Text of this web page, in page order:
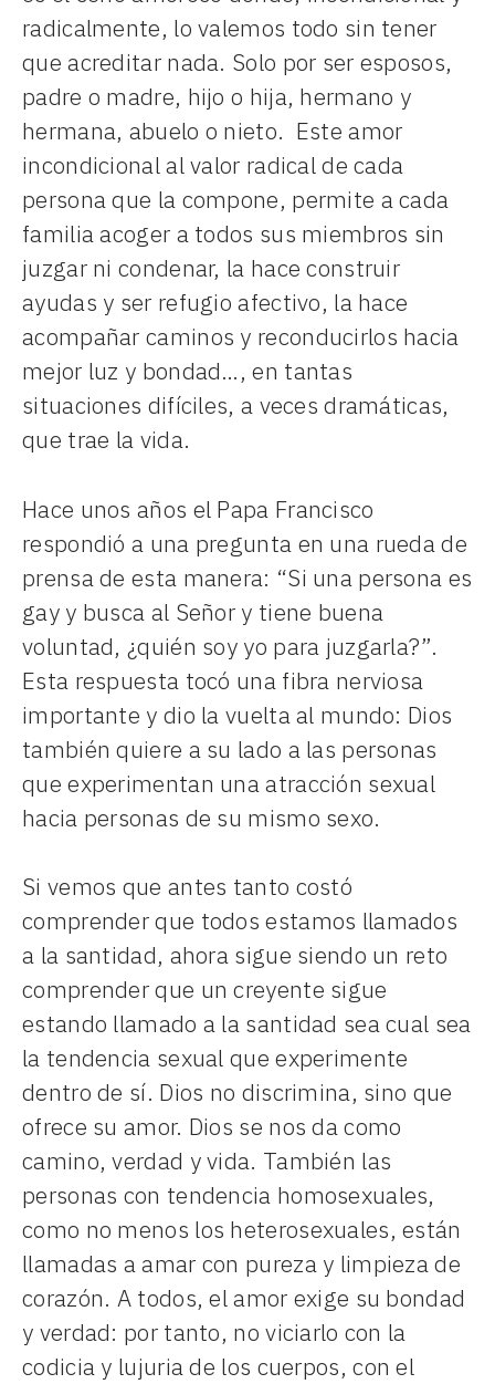
radicalmente, lo valemos todo sin tener
que acreditar nada. Solo por ser esposos,
padre o madre, hijo o hija, hermano y
hermana, abuelo o nieto. Este amor
incondicional al valor radical de cada
persona que la compone, permite a cada
familia acoger a todos sus miembros sin
juzgar ni condenar, la hace construir
ayudas y ser refugio afectivo, la hace
acompañar caminos y reconducirlos hacia
mejor luz y bondad…, en tantas
situaciones difíciles, a veces dramáticas,
que trae la vida.
Hace unos años el Papa Francisco
respondió a una pregunta en una rueda de
prensa de esta manera: “Si una persona es
gay y busca al Señor y tiene buena
voluntad, ¿quién soy yo para juzgarla?”.
Esta respuesta tocó una fibra nerviosa
importante y dio la vuelta al mundo: Dios
también quiere a su lado a las personas
que experimentan una atracción sexual
hacia personas de su mismo sexo.
Si vemos que antes tanto costó
comprender que todos estamos llamados
a la santidad, ahora sigue siendo un reto
comprender que un creyente sigue
estando llamado a la santidad sea cual sea
la tendencia sexual que experimente
dentro de sí. Dios no discrimina, sino que
ofrece su amor. Dios se nos da como
camino, verdad y vida. También las
personas con tendencia homosexuales,
como no menos los heterosexuales, están
llamadas a amar con pureza y limpieza de
corazón. A todos, el amor exige su bondad
y verdad: por tanto, no viciarlo con la
codicia y lujuria de los cuerpos, con el